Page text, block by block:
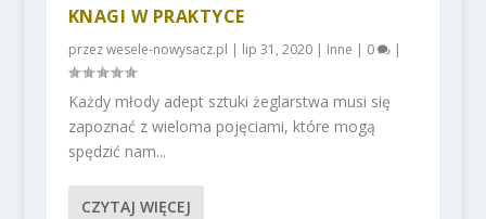
KNAGI W PRAKTYCE
przezwesele-nowysacz.pl | lip 31, 2020| Inne | 0 |
Każdy młody adept sztuki żeglarstwa musi się
zapoznać z wieloma pojęciami, które mogą
spędzić nam...
CZYTAJ WIĘCEJ